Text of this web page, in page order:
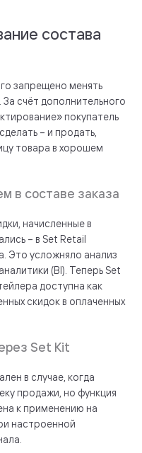
состава
запрещено менять
счёт дополнительного
покупатель
– и продать,
товара в хорошем
в составе заказа
начисленные в
– в Set Retail
Это усложняло анализ
(BI). Теперь Set
доступна как
скидок в оплаченных
Set Kit
в случае, когда
продажи, но функция
к применению на
настроенной